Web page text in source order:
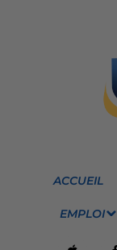
ACCUEIL
EMPLOI